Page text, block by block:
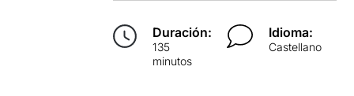
Duración:
135
minutos
Idioma:
Castellano